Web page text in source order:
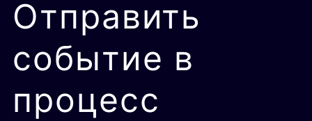
Отправить
событие в
процесс